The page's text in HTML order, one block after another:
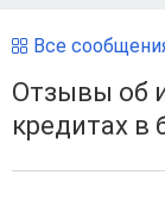
Все
Отзывы об
кредитах в